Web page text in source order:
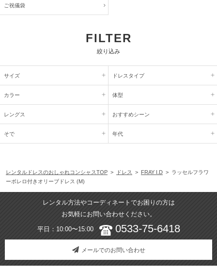
ご祝儀袋
FILTER
絞り込み
サイズ ドレスタイプ
カラー 体型
レングス おすすめシーン
そで 年代
レンタルドレスのおしゃれコンシャスTOP > ドレス > FRAY I.D > ラッセルフラワ
ーボレロ付きオリーブドレス (M)
レンタル方法やコーディネートでお困りの方は
お気軽にお問い合わせください。
平日：10:00〜15:00 0533-75-6418
メールでのお問い合わせ